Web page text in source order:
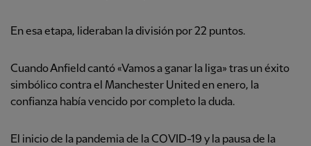
En esa etapa, lideraban la división por 22 puntos.
Cuando Anfield cantó «Vamos a ganar la liga» tras un éxito
simbólico contra el Manchester United en enero, la
confianza había vencido por completo la duda.
El inicio de la pandemia de la COVID-19 y la pausa de la